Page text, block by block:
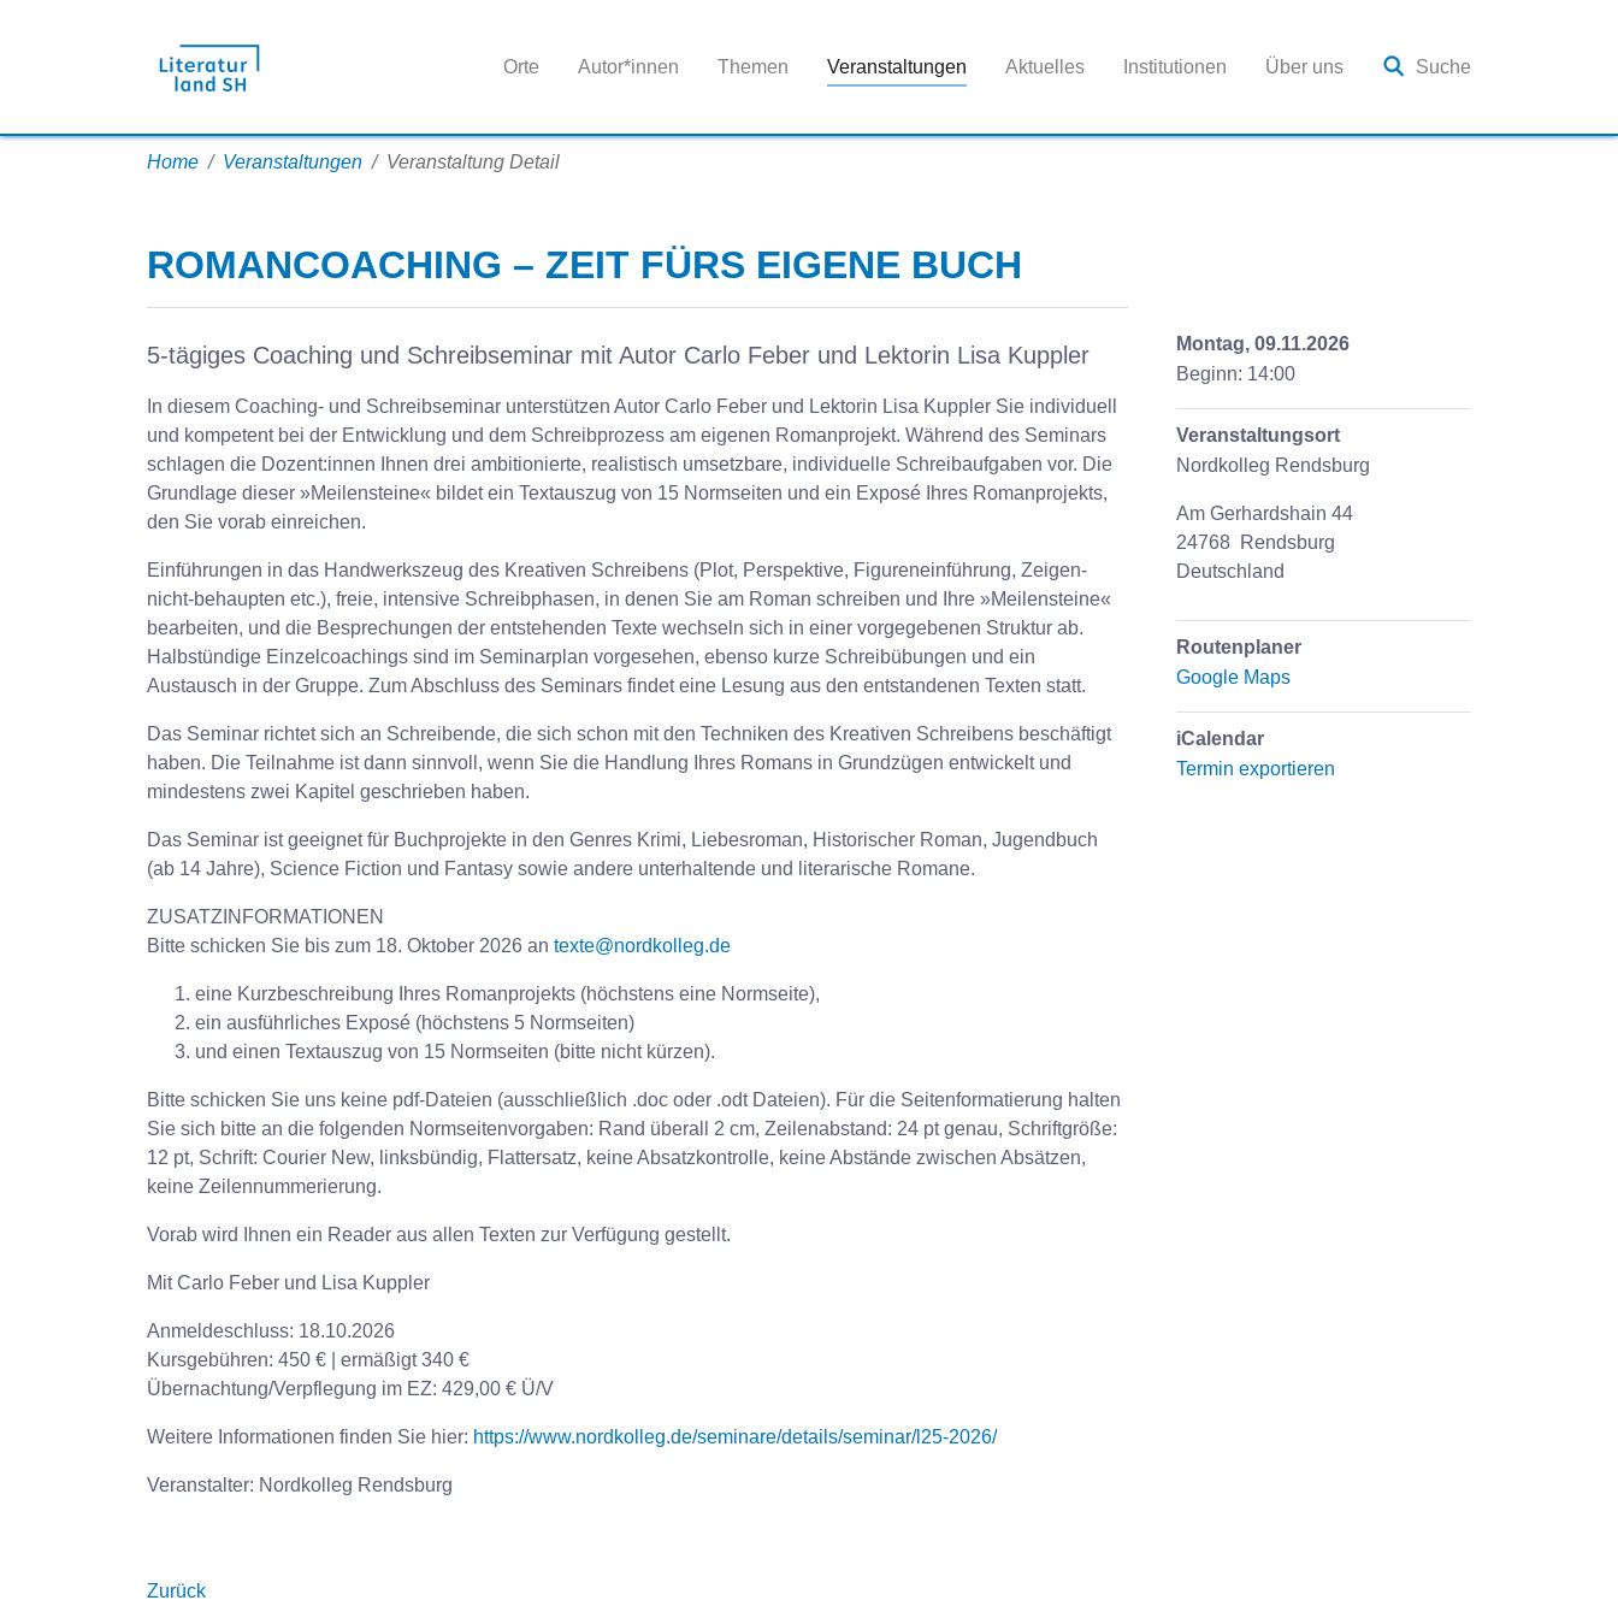
Zum Hauptinhalt springen
Orte Autor*innen Themen Veranstaltungen Aktuelles Institutionen Über uns Suche
Sie sind hier:
Home Veranstaltungen Veranstaltung Detail
ROMANCOACHING – ZEIT FÜRS EIGENE BUCH
5-tägiges Coaching und Schreibseminar mit Autor Carlo Feber und Lektorin Lisa Kuppler
In diesem Coaching- und Schreibseminar unterstützen Autor Carlo Feber und Lektorin Lisa Kuppler Sie individuell
und kompetent bei der Entwicklung und dem Schreibprozess am eigenen Romanprojekt. Während des Seminars
schlagen die Dozent:innen Ihnen drei ambitionierte, realistisch umsetzbare, individuelle Schreibaufgaben vor. Die
Grundlage dieser »Meilensteine« bildet ein Textauszug von 15 Normseiten und ein Exposé Ihres Romanprojekts,
den Sie vorab einreichen.
Einführungen in das Handwerkszeug des Kreativen Schreibens (Plot, Perspektive, Figureneinführung, Zeigen-
nicht-behaupten etc.), freie, intensive Schreibphasen, in denen Sie am Roman schreiben und Ihre »Meilensteine«
bearbeiten, und die Besprechungen der entstehenden Texte wechseln sich in einer vorgegebenen Struktur ab.
Halbstündige Einzelcoachings sind im Seminarplan vorgesehen, ebenso kurze Schreibübungen und ein
Austausch in der Gruppe. Zum Abschluss des Seminars findet eine Lesung aus den entstandenen Texten statt.
Das Seminar richtet sich an Schreibende, die sich schon mit den Techniken des Kreativen Schreibens beschäftigt
haben. Die Teilnahme ist dann sinnvoll, wenn Sie die Handlung Ihres Romans in Grundzügen entwickelt und
mindestens zwei Kapitel geschrieben haben.
Das Seminar ist geeignet für Buchprojekte in den Genres Krimi, Liebesroman, Historischer Roman, Jugendbuch
(ab 14 Jahre), Science Fiction und Fantasy sowie andere unterhaltende und literarische Romane.
ZUSATZINFORMATIONEN
Bitte schicken Sie bis zum 18. Oktober 2026 an texte@nordkolleg.de
eine Kurzbeschreibung Ihres Romanprojekts (höchstens eine Normseite),
ein ausführliches Exposé (höchstens 5 Normseiten)
und einen Textauszug von 15 Normseiten (bitte nicht kürzen).
Bitte schicken Sie uns keine pdf-Dateien (ausschließlich .doc oder .odt Dateien). Für die Seitenformatierung halten
Sie sich bitte an die folgenden Normseitenvorgaben: Rand überall 2 cm, Zeilenabstand: 24 pt genau, Schriftgröße:
12 pt, Schrift: Courier New, linksbündig, Flattersatz, keine Absatzkontrolle, keine Abstände zwischen Absätzen,
keine Zeilennummerierung.
Vorab wird Ihnen ein Reader aus allen Texten zur Verfügung gestellt.
Mit Carlo Feber und Lisa Kuppler
Anmeldeschluss: 18.10.2026
Kursgebühren: 450 € | ermäßigt 340 €
Übernachtung/Verpflegung im EZ: 429,00 € Ü/V
Weitere Informationen finden Sie hier: https://www.nordkolleg.de/seminare/details/seminar/l25-2026/
Veranstalter: Nordkolleg Rendsburg
Montag, 09.11.2026
Beginn: 14:00
Veranstaltungsort
Nordkolleg Rendsburg
Am Gerhardshain 44
24768 Rendsburg
Deutschland
Routenplaner
Google Maps
iCalendar
Termin exportieren
Zurück